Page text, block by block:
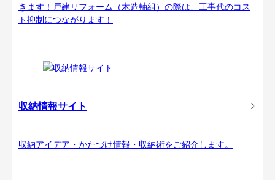
きます！戸建リフォーム（木造軸組）の際は、工事代のコス
ト抑制につながります！
収納情報サイト
収納アイデア・かたづけ情報・収納術をご紹介します。